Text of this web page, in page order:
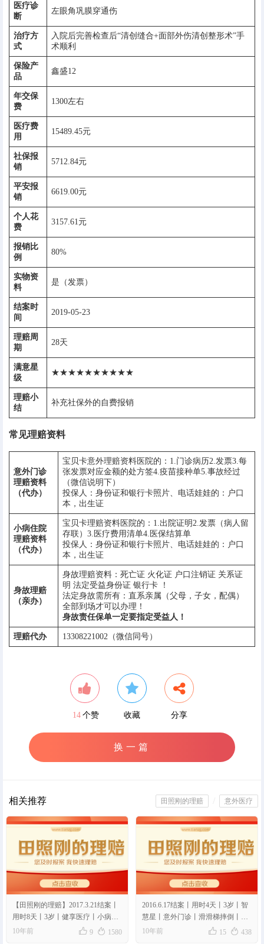
医疗诊
断
左眼角巩膜穿通伤
治疗方
式
入院后完善检查后“清创缝合+面部外伤清创整形术”手
术顺利
保险产
品
鑫盛12
年交保
费
1300左右
医疗费
用
15489.45元
社保报
销
5712.84元
平安报
销
6619.00元
个人花
费
3157.61元
报销比
例
80%
实物资
料
是（发票）
结案时
间
2019-05-23
理赔周
期
28天
满意星
级
★★★★★★★★★★
理赔小
结
补充社保外的自费报销
常见理赔资料
意外门诊
理赔资料
（代办）
宝贝卡意外理赔资料医院的：1.门诊病历2.发票3.每
张发票对应金额的处方签4.疫苗接种单5.事故经过
（微信说明下）
投保人：身份证和银行卡照片、电话娃娃的：户口
本，出生证
小病住院
理赔资料
（代办）
宝贝卡理赔资料医院的：1.出院证明2.发票（病人留
存联）3.医疗费用清单4.医保结算单
投保人：身份证和银行卡照片、电话娃娃的：户口
本，出生证
身故理赔
（亲办）
身故理赔资料：死亡证 火化证 户口注销证 关系证
明 法定受益身份证 银行卡 ！
法定身故需所有：直系亲属（父母，子女，配偶）
全部到场才可以办理！
身故责任保单一定要指定受益人！
理赔代办 13308221002（微信同号）
14 个赞 收藏 分享
换一篇
相关推荐 意外医疗
田照刚的理赔
【田照刚的理赔】2017.3.21结案丨
用时8天丨3岁丨健享医疗丨小病丨
肠梗阻丨报销比例81%丨理赔金额
10年前  9  1580
2016.6.17结案丨用时4天丨3岁丨智
慧星丨意外门诊丨滑滑梯摔倒丨报
销比例60%丨理赔金额300元
10年前  15  438